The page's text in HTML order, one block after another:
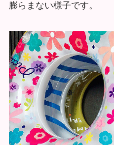
膨らまない様子です。